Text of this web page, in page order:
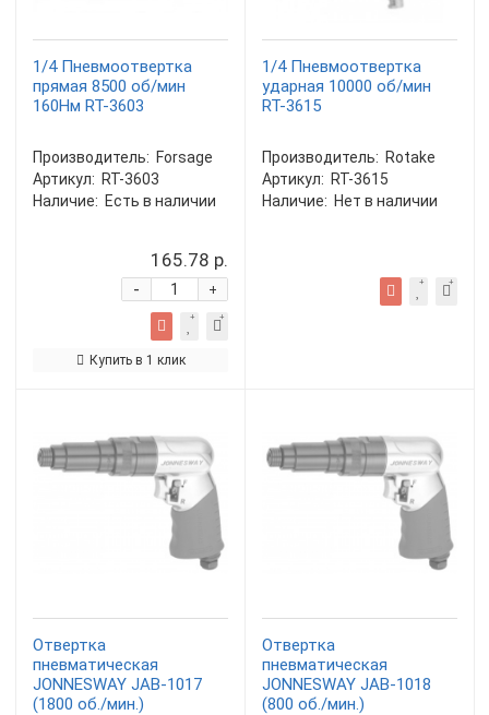
1/4 Пневмоотвертка
прямая 8500 об/мин
160Нм RT-3603
Производитель: Forsage
Артикул: RT-3603
Наличие: Есть в наличии
165.78 р.
+
-
Купить в 1 клик
1/4 Пневмоотвертка
ударная 10000 об/мин
RT-3615
Производитель: Rotake
Артикул: RT-3615
Наличие: Нет в наличии
Отвертка
пневматическая
JONNESWAY JAB-1017
(1800 об./мин.)
Отвертка
пневматическая
JONNESWAY JAB-1018
(800 об./мин.)